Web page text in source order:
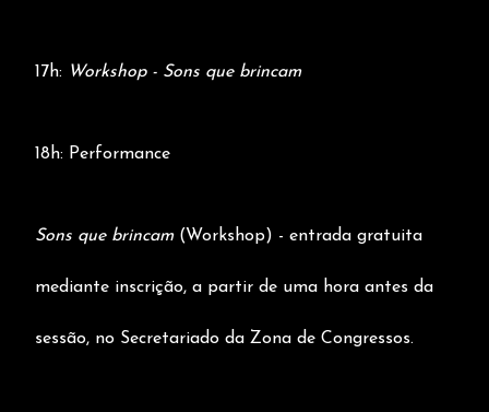
17h: Workshop - Sons que brincam
18h: Performance
Sons que brincam(Workshop) - entrada gratuita
mediante inscrição, a partir de uma hora antes da
sessão, no Secretariado da Zona de Congressos.